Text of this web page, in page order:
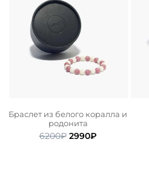
Браслет из белого коралла и
родонита
6200₽ Первоначальная
2990₽Текущая